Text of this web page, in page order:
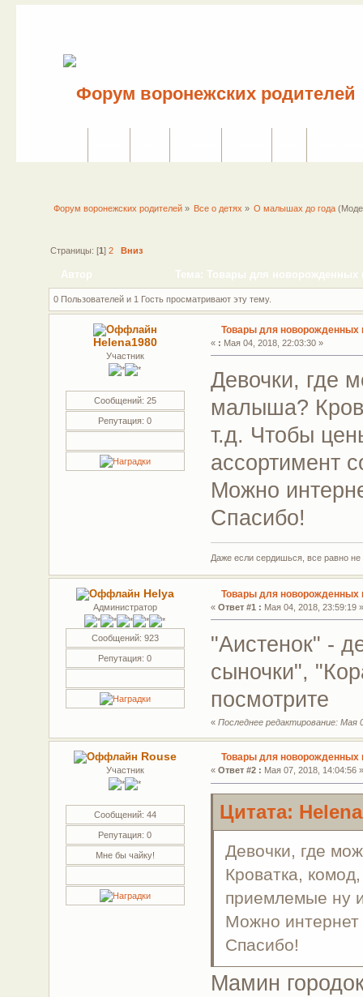
Форум воронежских родителей» Все о детях » О малышах до года
Страницы: [1 ] 2 Вниз
Автор Тема: Товары для новорожденных
0 Пользователей и 1 Гость просматривают эту тему.
Helena1980
Участник
Сообщений: 25
Репутация: 0
Товары для новорожденных
« : Мая 04, 2018, 22:03:30 »
Девочки, где
малыша?
т.д. Чтобы
ассортимент
Можно
Спасибо!
Даже если сердишься, все равно
Helya
Администратор
Сообщений: 923
Репутация: 0
Товары для новорожденных
«Ответ #1 : Мая 04, 2018, 23:59:19
"Аистенок" -
сыночки",
посмотрите
«Последнее редактирование: Мая
Rouse
Участник
Сообщений: 44
Репутация: 0
Мне бы чайку!
Товары для новорожденных
«Ответ #2 : Мая 07, 2018, 14:04:56
Цитата:
Девочки, где
Кроватка,
приемлемые ну
Можно интернет
Спасибо!
Мамин